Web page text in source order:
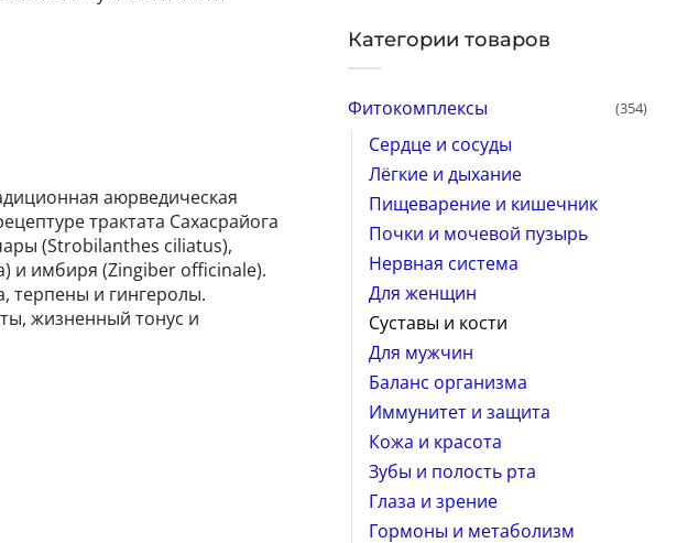
Категории товаров
Фитокомплексы (354)
Сердце и сосуды
Лёгкие и дыхание
Пищеварение и кишечник
Почки и мочевой пузырь
Нервная система
Для женщин
Суставы и кости
Для мужчин
Баланс организма
Иммунитет и защита
Кожа и красота
Зубы и полость рта
Глаза и зрение
Гормоны и метаболизм
аюрведическая
трактата Сахасрайога
(Strobilanthes ciliatus),
и имбиря (Zingiber officinale).
терпены и гингеролы.
жизненный тонус и